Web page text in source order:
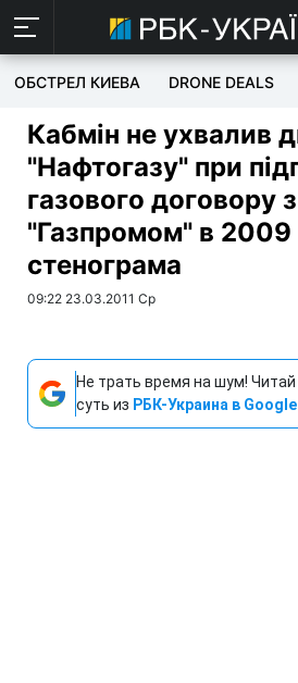
ОБСТРЕЛ КИЕВА DRONE DEALS
Кабмін не ухвалив
"Нафтогазу" при
газового договору з
"Газпромом" в 2009
стенограма
09:22 23.03.2011 Ср
Не трать время на шум! Читай
суть из РБК-Украина в Google